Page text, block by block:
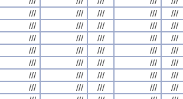
/// /// /// /// ///
/// /// /// /// ///
/// /// /// /// ///
/// /// /// /// ///
/// /// /// /// ///
/// /// /// /// ///
/// /// /// /// ///